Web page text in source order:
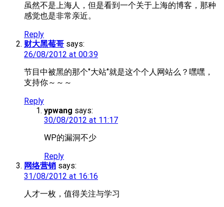
虽然不是上海人，但是看到一个关于上海的博客，那种
感觉也是非常亲近。
Reply
财大黑莓哥 says:
26/08/2012 at 00:39
节目中被黑的那个‘’大站‘’就是这个个人网站么？嘿嘿，
支持你～～～
Reply
ypwang says:
30/08/2012 at 11:17
WP的漏洞不少
Reply
网络营销 says:
31/08/2012 at 16:16
人才一枚，值得关注与学习